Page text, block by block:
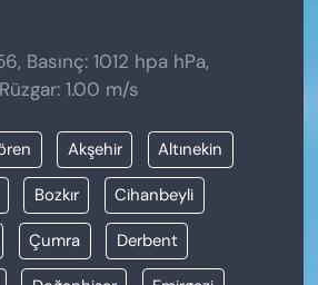
Basınç: 1012 hpa hPa,
Rüzgar: 1.00 m/s
Akşehir Altınekin
Bozkır Cihanbeyli
Çumra Derbent
HABERLERİ